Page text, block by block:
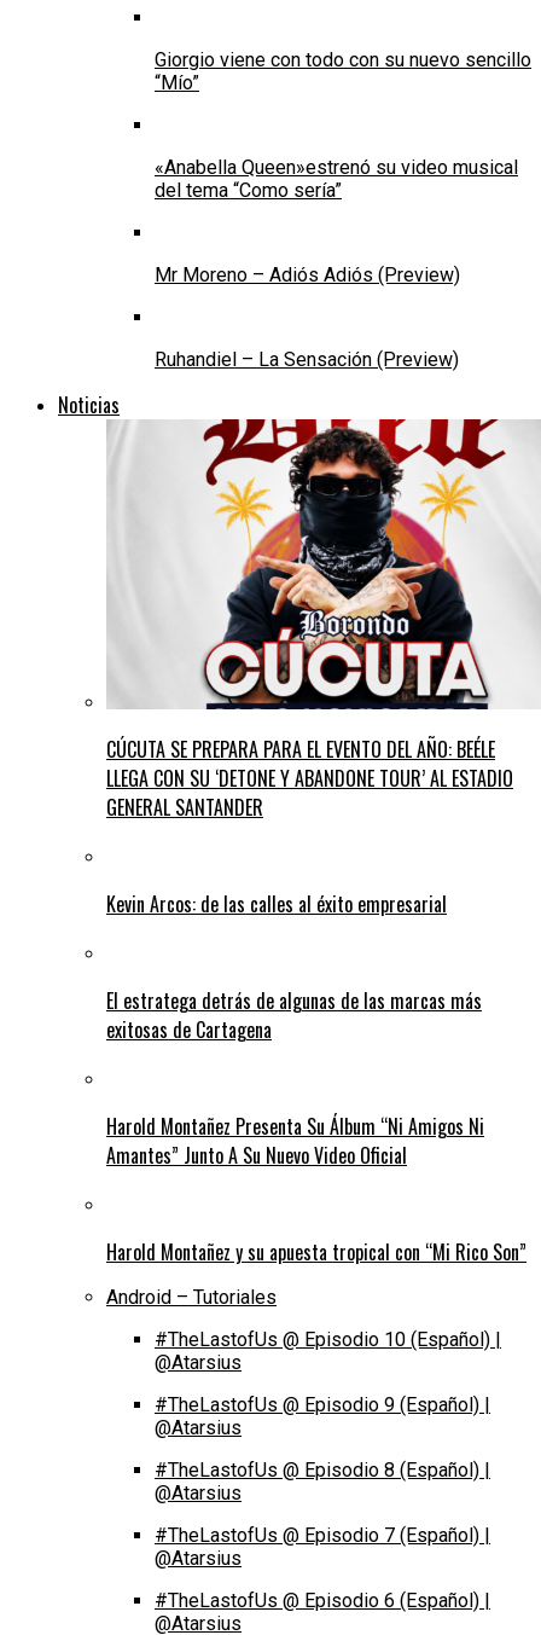
Giorgio viene con todo con su nuevo sencillo
“Mío”
«Anabella Queen»estrenó su video musical
del tema “Como sería”
Mr Moreno – Adiós Adiós (Preview)
Ruhandiel – La Sensación (Preview)
Noticias
CÚCUTA SE PREPARA PARA EL EVENTO DEL AÑO: BEÉLE
LLEGA CON SU ‘DETONE Y ABANDONE TOUR’ AL ESTADIO
GENERAL SANTANDER
Kevin Arcos: de las calles al éxito empresarial
El estratega detrás de algunas de las marcas más
exitosas de Cartagena
Harold Montañez Presenta Su Álbum “Ni Amigos Ni
Amantes” Junto A Su Nuevo Video Oficial
Harold Montañez y su apuesta tropical con “Mi Rico Son”
Android – Tutoriales
#TheLastofUs @ Episodio 10 (Español) |
@Atarsius
#TheLastofUs @ Episodio 9 (Español) |
@Atarsius
#TheLastofUs @ Episodio 8 (Español) |
@Atarsius
#TheLastofUs @ Episodio 7 (Español) |
@Atarsius
#TheLastofUs @ Episodio 6 (Español) |
@Atarsius